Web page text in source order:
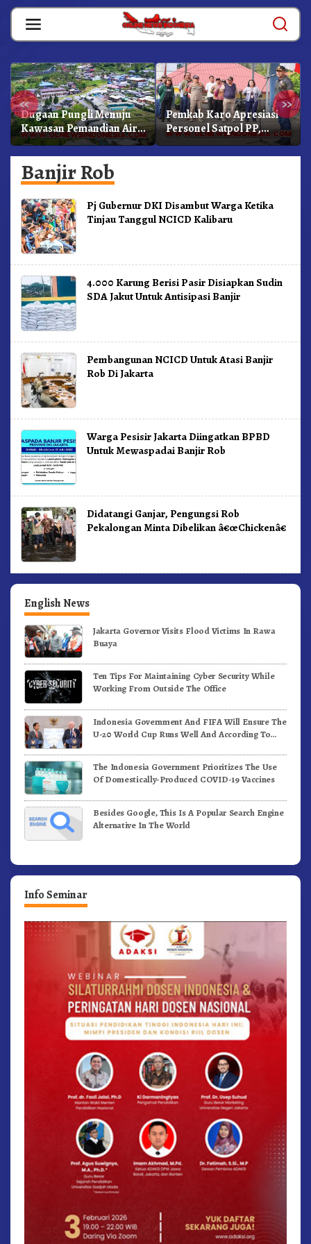
Skip
content
« »
Dugaan Pungli Menuju
Kawasan Pemandian Air
Panas Semangat Gunung
– Doulu Foto Dan
Videokan!
Pemkab Karo Apresiasi
Personel Satpol PP,
Linmas, Dan Pemadam
Kebakaran
Banjir Rob
Pj Gubernur DKI Disambut Warga Ketika
Tinjau Tanggul NCICD Kalibaru
4.000 Karung Berisi Pasir Disiapkan Sudin
SDA Jakut Untuk Antisipasi Banjir
Pembangunan NCICD Untuk Atasi Banjir
Rob Di Jakarta
Warga Pesisir Jakarta Diingatkan BPBD
Untuk Mewaspadai Banjir Rob
Didatangi Ganjar, Pengungsi Rob
Pekalongan Minta Dibelikan â€œChickenâ€
English News
Jakarta Governor Visits Flood Victims In Rawa
Buaya
Ten Tips For Maintaining Cyber Security While
Working From Outside The Office
Indonesia Government And FIFA Will Ensure The
U-20 World Cup Runs Well And According To
The Indonesia Government Prioritizes The Use
Of Domestically-Produced COVID-19 Vaccines
Besides Google, This Is A Popular Search Engine
Alternative In The World
Info Seminar